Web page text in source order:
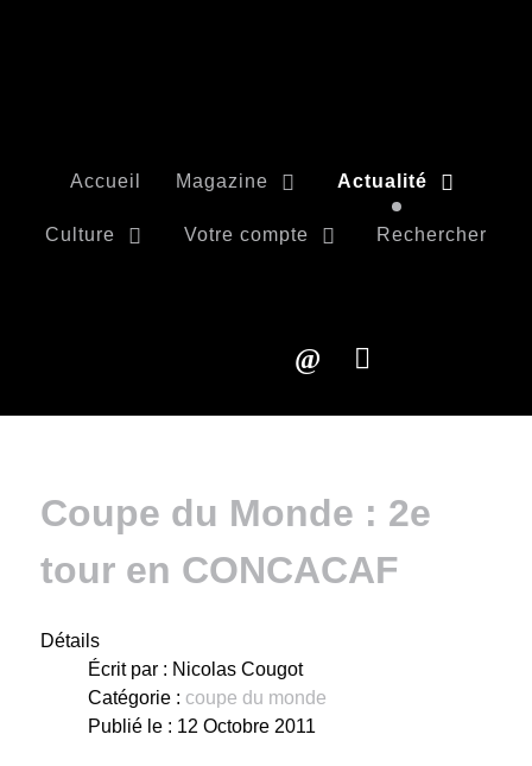
Accueil Magazine Actualité
Culture Votre compte Rechercher
Coupe du Monde : 2e
tour en CONCACAF
Détails
Écrit par : Nicolas Cougot
Catégorie : coupe du monde
Publié le : 12 Octobre 2011